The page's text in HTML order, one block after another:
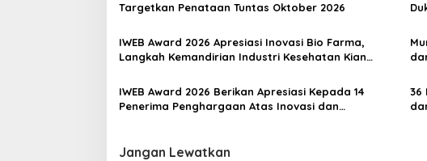
Targetkan Penataan Tuntas Oktober 2026
IWEB Award 2026 Apresiasi Inovasi Bio Farma,
Langkah Kemandirian Industri Kesehatan Kian
IWEB Award 2026 Berikan Apresiasi Kepada 14
Penerima Penghargaan Atas Inovasi dan
36
Jangan Lewatkan